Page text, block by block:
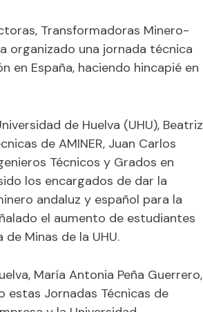
Transformadoras Minero-
organizado una jornada técnica
España, haciendo hincapié en
de Huelva (UHU), Beatriz
de AMINER, Juan Carlos
Técnicos y Grados en
los encargados de dar la
andaluz y español para la
el aumento de estudiantes
Minas de la UHU.
María Antonia Peña Guerrero,
Jornadas Técnicas de